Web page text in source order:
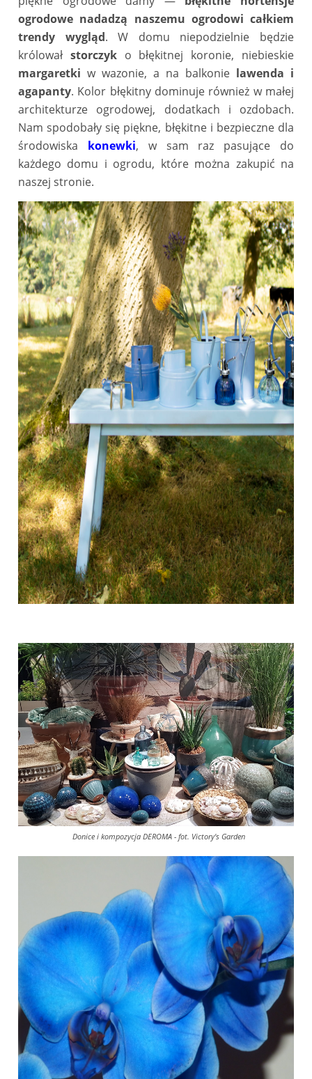
ogrodowe nadadzą naszemu ogrodowi całkiem
trendy wygląd. W domu niepodzielnie będzie
królował storczyko błękitnej koronie, niebieskie
margaretki w wazonie, a na balkonie lawenda i
agapanty. Kolor błękitny dominuje również w małej
architekturze ogrodowej, dodatkach i ozdobach.
Nam spodobały się piękne, błękitne i bezpieczne dla
środowiska konewki, w sam raz pasujące do
każdego domu i ogrodu, które można zakupić na
naszej stronie.
Donice i kompozycja DEROMA - fot. Victory's Garden